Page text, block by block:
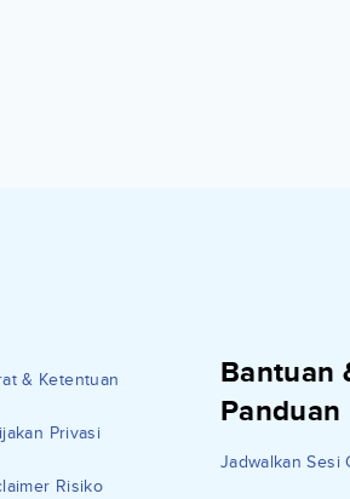
& Ketentuan
Privasi
Risiko
Bantuan
Panduan
Jadwalkan Sesi